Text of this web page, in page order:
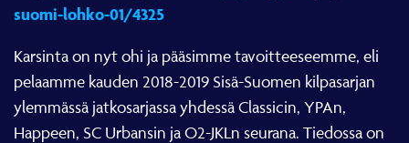
suomi-lohko-01/4325
Karsinta on nyt ohi ja pääsimme tavoitteeseemme, eli
pelaamme kauden 2018-2019 Sisä-Suomen kilpasarjan
ylemmässä jatkosarjassa yhdessä Classicin, YPAn,
Happeen, SC Urbansin ja O2-JKLn seurana. Tiedossa on